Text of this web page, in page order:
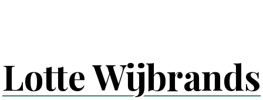
Lotte Wijbrands